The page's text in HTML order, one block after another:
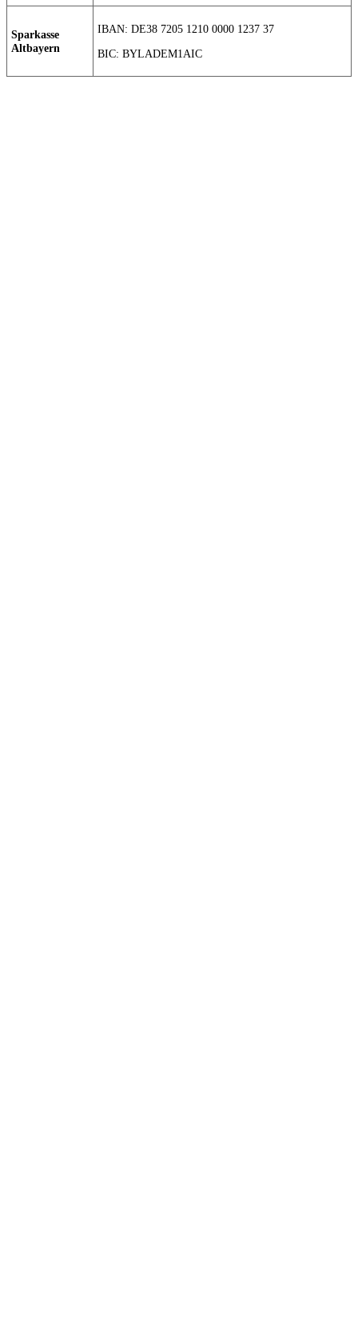
Sparkasse
Altbayern
IBAN: DE38 7205 1210 0000 1237 37
BIC: BYLADEM1AIC